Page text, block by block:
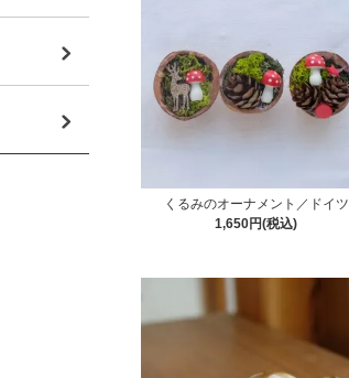
くるみのオーナメント／ドイツ
1,650円(税込)